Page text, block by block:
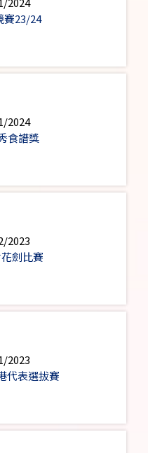
賽23/24
2024
食譜獎
2023
劍比賽
2023
代表選拔賽